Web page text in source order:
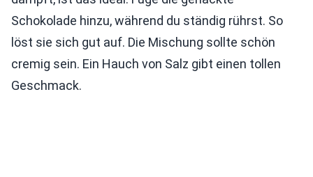
Schokolade hinzu, während du ständig rührst. So
löst sie sich gut auf. Die Mischung sollte schön
cremig sein. Ein Hauch von Salz gibt einen tollen
Geschmack.